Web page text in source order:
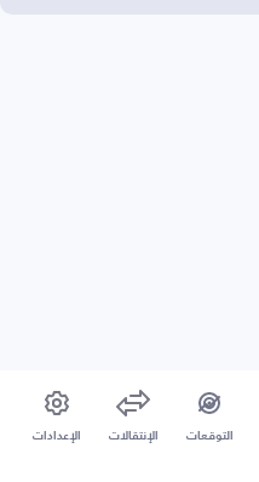
التوقعات الإنتقالات الإعدادات